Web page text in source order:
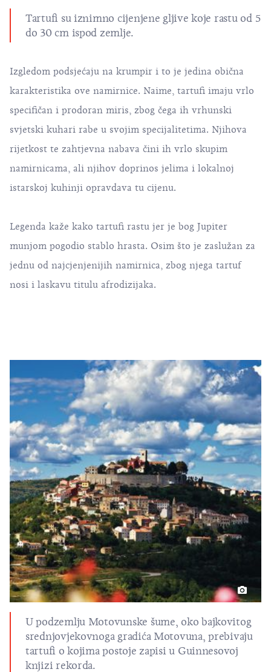
Tartufi su iznimno cijenjene gljive koje rastu od 5
do 30 cm ispod zemlje.
Izgledom podsjećaju na krumpir i to je jedina obična
karakteristika ove namirnice. Naime, tartufi imaju vrlo
specifičan i prodoran miris, zbog čega ih vrhunski
svjetski kuhari rabe u svojim specijalitetima. Njihova
rijetkost te zahtjevna nabava čini ih vrlo skupim
namirnicama, ali njihov doprinos jelima i lokalnoj
istarskoj kuhinji opravdava tu cijenu.
Legenda kaže kako tartufi rastu jer je bog Jupiter
munjom pogodio stablo hrasta. Osim što je zaslužan za
jednu od najcjenjenijih namirnica, zbog njega tartuf
nosi i laskavu titulu afrodizijaka.
U podzemlju Motovunske šume, oko bajkovitog
srednjovjekovnoga gradića Motovuna, prebivaju
tartufi o kojima postoje zapisi u Guinnesovoj
knjizi rekorda.